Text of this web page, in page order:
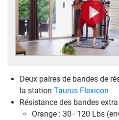
Deux paires de bandes de
la station Taurus Flexicon
Résistance des bandes
Orange : 30–120 Lbs